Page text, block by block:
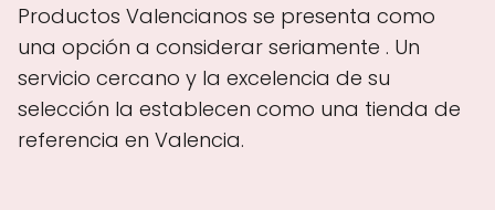
Productos Valencianos se presenta como
una opción a considerar seriamente . Un
servicio cercano y la excelencia de su
selección la establecen como una tienda de
referencia en Valencia.